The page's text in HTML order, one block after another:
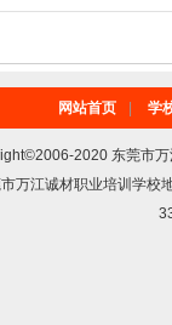
网站首页 学
2020 东莞市
万江诚材职业培训学